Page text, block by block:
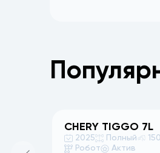
CHERY TIGGO 7L
2025 Полный
Робот
Актив